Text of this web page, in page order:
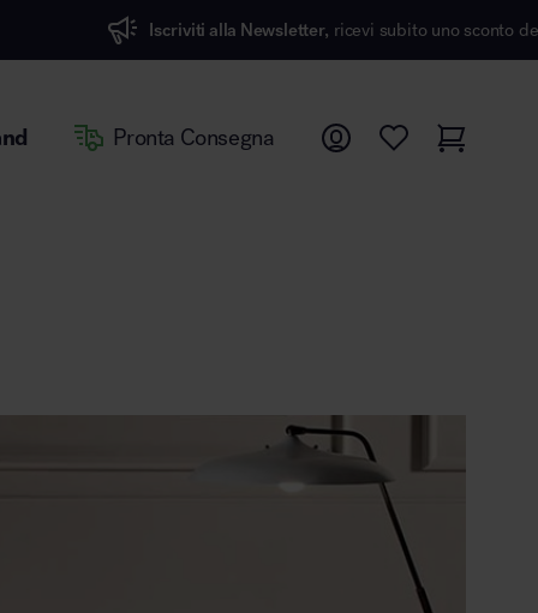
Iscriviti alla Newsletter, ricevi subito uno sconto del 7%
Pronta Consegna